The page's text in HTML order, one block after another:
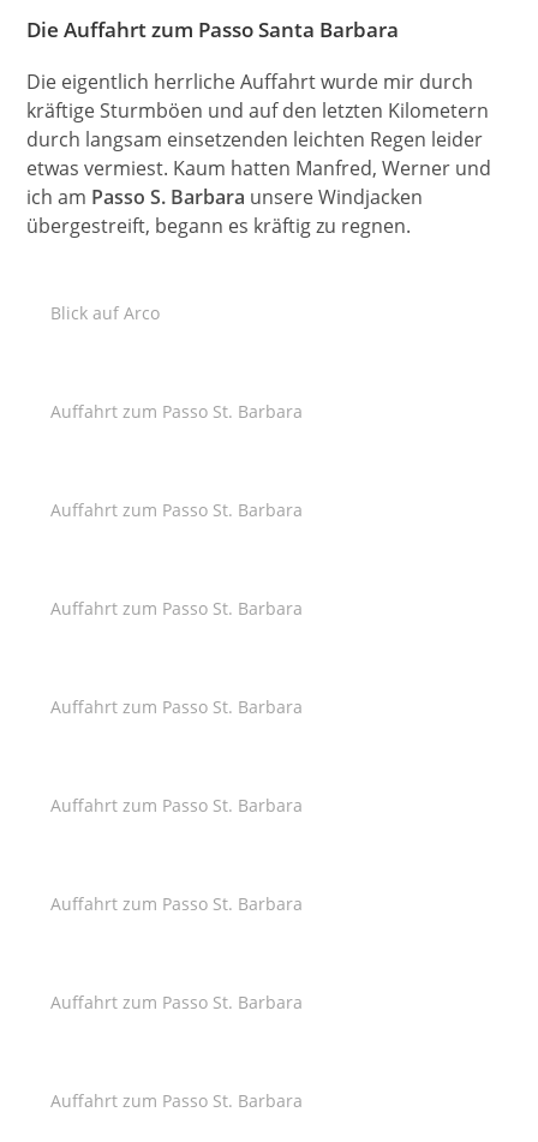
Die Auffahrt zum Passo Santa Barbara
Die eigentlich herrliche Auffahrt wurde mir durch
kräftige Sturmböen und auf den letzten Kilometern
durch langsam einsetzenden leichten Regen leider
etwas vermiest. Kaum hatten Manfred, Werner und
ich am Passo S. Barbara unsere Windjacken
übergestreift, begann es kräftig zu regnen.
Blick auf Arco
Auffahrt zum Passo St. Barbara
Auffahrt zum Passo St. Barbara
Auffahrt zum Passo St. Barbara
Auffahrt zum Passo St. Barbara
Auffahrt zum Passo St. Barbara
Auffahrt zum Passo St. Barbara
Auffahrt zum Passo St. Barbara
Auffahrt zum Passo St. Barbara